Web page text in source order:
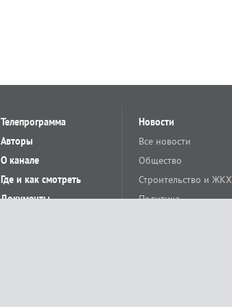
Телепрограмма
Авторы
О канале
Где и как смотреть
Документы
Новости
Все новости
Общество
Строительство и ЖКХ
Политика